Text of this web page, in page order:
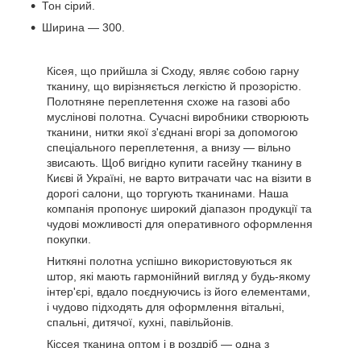
Тон сірий.
Ширина — 300.
Кісея, що прийшла зі Сходу, являє собою гарну
тканину, що вирізняється легкістю й прозорістю.
Полотняне переплетення схоже на газові або
муслінові полотна. Сучасні виробники створюють
тканини, нитки якої з'єднані вгорі за допомогою
спеціального переплетення, а внизу — вільно
звисають. Щоб вигідно купити гасейну тканину в
Києві й Україні, не варто витрачати час на візити в
дорогі салони, що торгують тканинами. Наша
компанія пропонує широкий діапазон продукції та
чудові можливості для оперативного оформлення
покупки.
Ниткяні полотна успішно використовуються як
штор, які мають гармонійний вигляд у будь-якому
інтер'єрі, вдало поєднуючись із його елементами,
і чудово підходять для оформлення вітальні,
спальні, дитячої, кухні, павільйонів.
Кіссея тканина оптом і в роздріб — одна з